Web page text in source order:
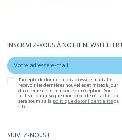
INSCRIVEZ-VOUS À NOTRE NEWSLETTER !
J'accepte de donner mon adresse e-mail afin
recevoir les dernières nouvelles et mises à jour
directement sur ma boîte de réception. Son
utilisation ainsi que mon droit de rétractation
sera soumis à la politique de confidentialitédu
site.
SUIVEZ-NOUS !